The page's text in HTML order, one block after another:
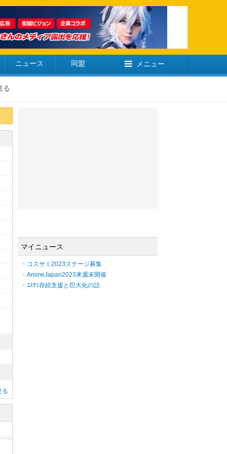
ニュース 同盟 メニュー
る
る
マイニュース
・コスサミ2023ステージ募集
・AnimeJapan2023来週末開催
・ｺｽｻﾐ存続支援と巨大化の話